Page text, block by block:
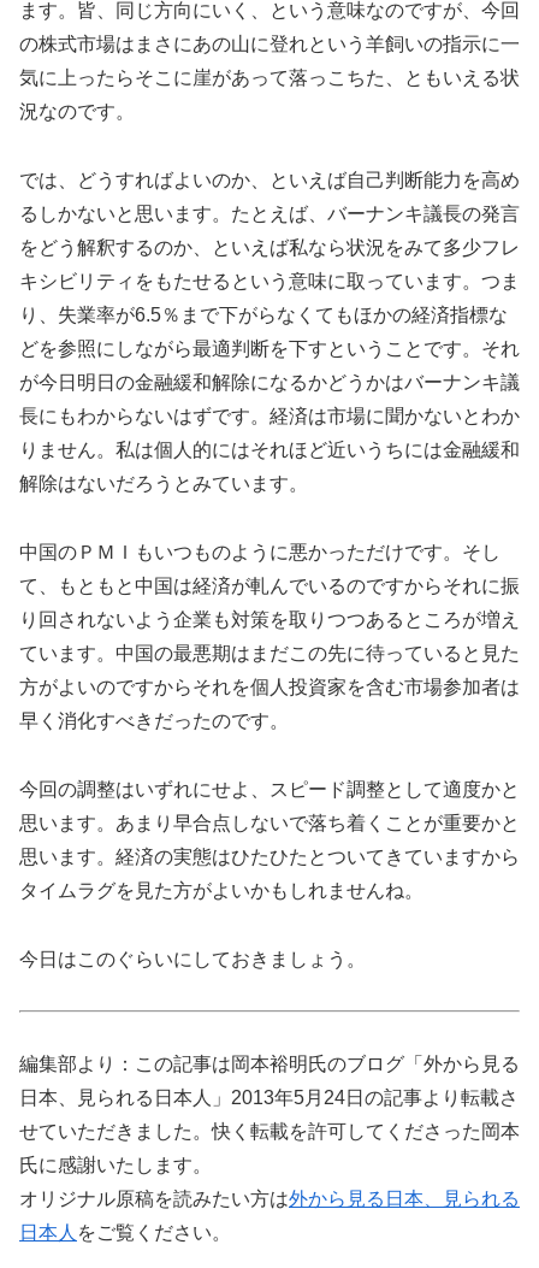
ます。皆、同じ方向にいく、という意味なのですが、今回
の株式市場はまさにあの山に登れという羊飼いの指示に一
気に上ったらそこに崖があって落っこちた、ともいえる状
況なのです。
では、どうすればよいのか、といえば自己判断能力を高め
るしかないと思います。たとえば、バーナンキ議長の発言
をどう解釈するのか、といえば私なら状況をみて多少フレ
キシビリティをもたせるという意味に取っています。つま
り、失業率が6.5％まで下がらなくてもほかの経済指標な
どを参照にしながら最適判断を下すということです。それ
が今日明日の金融緩和解除になるかどうかはバーナンキ議
長にもわからないはずです。経済は市場に聞かないとわか
りません。私は個人的にはそれほど近いうちには金融緩和
解除はないだろうとみています。
中国のＰＭＩもいつものように悪かっただけです。そし
て、もともと中国は経済が軋んでいるのですからそれに振
り回されないよう企業も対策を取りつつあるところが増え
ています。中国の最悪期はまだこの先に待っていると見た
方がよいのですからそれを個人投資家を含む市場参加者は
早く消化すべきだったのです。
今回の調整はいずれにせよ、スピード調整として適度かと
思います。あまり早合点しないで落ち着くことが重要かと
思います。経済の実態はひたひたとついてきていますから
タイムラグを見た方がよいかもしれませんね。
今日はこのぐらいにしておきましょう。
編集部より：この記事は岡本裕明氏のブログ「外から見る
日本、見られる日本人」2013年5月24日の記事より転載さ
せていただきました。快く転載を許可してくださった岡本
氏に感謝いたします。
オリジナル原稿を読みたい方は外から見る日本、見られる
日本人 をご覧ください。